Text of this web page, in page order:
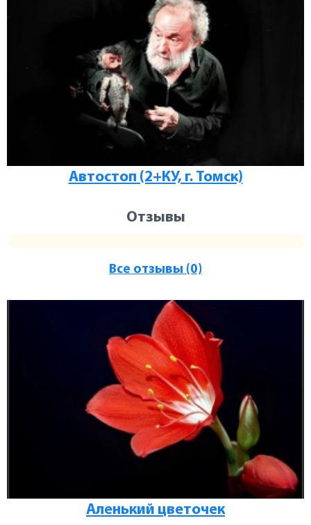
Автостоп (2+КУ, г. Томск)
Отзывы
Все отзывы (0)
Аленький цветочек